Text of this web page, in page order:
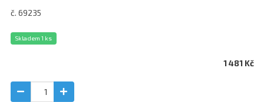
č. 69235
Skladem 1 ks
1 481 Kč